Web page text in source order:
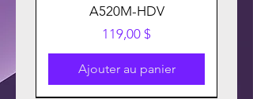
A520M-HDV
Prix
119,00 $
Ajouter au panier